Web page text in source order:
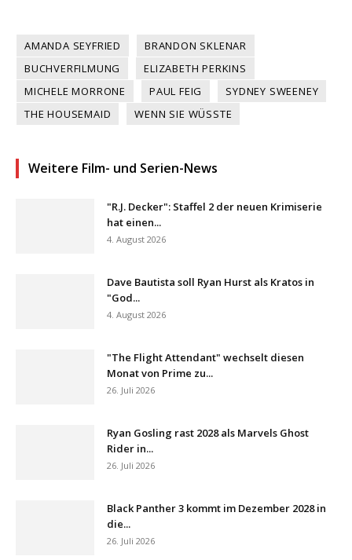
AMANDA SEYFRIED
BRANDON SKLENAR
BUCHVERFILMUNG
ELIZABETH PERKINS
MICHELE MORRONE
PAUL FEIG
SYDNEY SWEENEY
THE HOUSEMAID
WENN SIE WÜSSTE
Weitere Film- und Serien-News
"R.J. Decker": Staffel 2 der neuen Krimiserie
hat einen...
4. August 2026
Dave Bautista soll Ryan Hurst als Kratos in
"God...
4. August 2026
"The Flight Attendant" wechselt diesen
Monat von Prime zu...
26. Juli 2026
Ryan Gosling rast 2028 als Marvels Ghost
Rider in...
26. Juli 2026
Black Panther 3 kommt im Dezember 2028 in
die...
26. Juli 2026